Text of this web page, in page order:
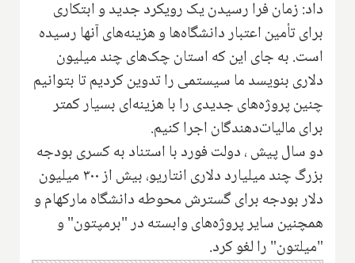
داد: زمان فرا رسیدن یک رویکرد جدید و ابتکاری
برای تأمین اعتبار دانشگاه‌ها و هزینه‌های آنها رسیده
است. به جای این که استان چک‌های چند میلیون
دلاری بنویسد ما سیستمی را تدوین کردیم تا بتوانیم
چنین پروژه‌های جدیدی را با هزینه‌ای بسیار کمتر
برای مالیات‌دهندگان اجرا کنیم.
دو سال پیش ، دولت فورد با استناد به کسری بودجه
بزرگ چند میلیارد دلاری انتاریو، بیش از ۳۰۰ میلیون
دلار بودجه برای گسترش محوطه دانشگاه مارکهام و
همچنین سایر پروژه‌های وابسته در "برمپتون" و
"میلتون" را لغو کرد.